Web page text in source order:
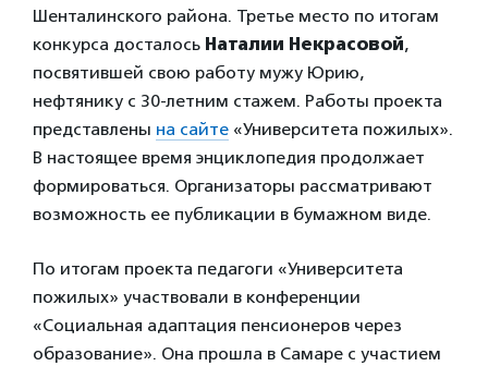
Шенталинского района. Третье место по итогам
конкурса досталось Наталии Некрасовой,
посвятившей свою работу мужу Юрию,
нефтянику с 30-летним стажем. Работы проекта
представлены на сайте «Университета пожилых».
В настоящее время энциклопедия продолжает
формироваться. Организаторы рассматривают
возможность ее публикации в бумажном виде.
По итогам проекта педагоги «Университета
пожилых» участвовали в конференции
«Социальная адаптация пенсионеров через
образование». Она прошла в Самаре с участием